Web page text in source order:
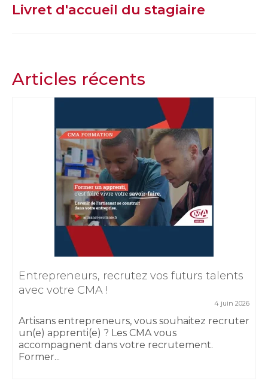
Livret d'accueil du stagiaire
Articles récents
Entrepreneurs, recrutez vos futurs talents
avec votre CMA !
4 juin 2026
Artisans entrepreneurs, vous souhaitez recruter
un(e) apprenti(e) ? Les CMA vous
accompagnent dans votre recrutement.
Former...